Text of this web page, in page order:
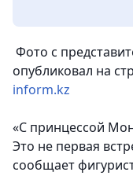
Фото с
опубликовал на
inform.kz
«С принцессой
Это не первая
сообщает